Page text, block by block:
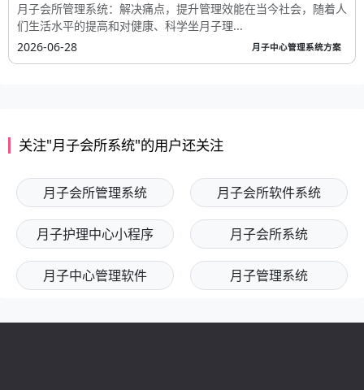
月子会所管理系统：解决痛点，提升管理效能在当今社会，随着人
们生活水平的提高和对健康、科学坐月子理...
2026-06-28
月子中心管理系统方案
关注"月子会所系统"的用户还关注
月子会所管理系统 月子会所软件系统
月子护理中心小程序 月子会所系统
月子中心管理软件 月子管理系统